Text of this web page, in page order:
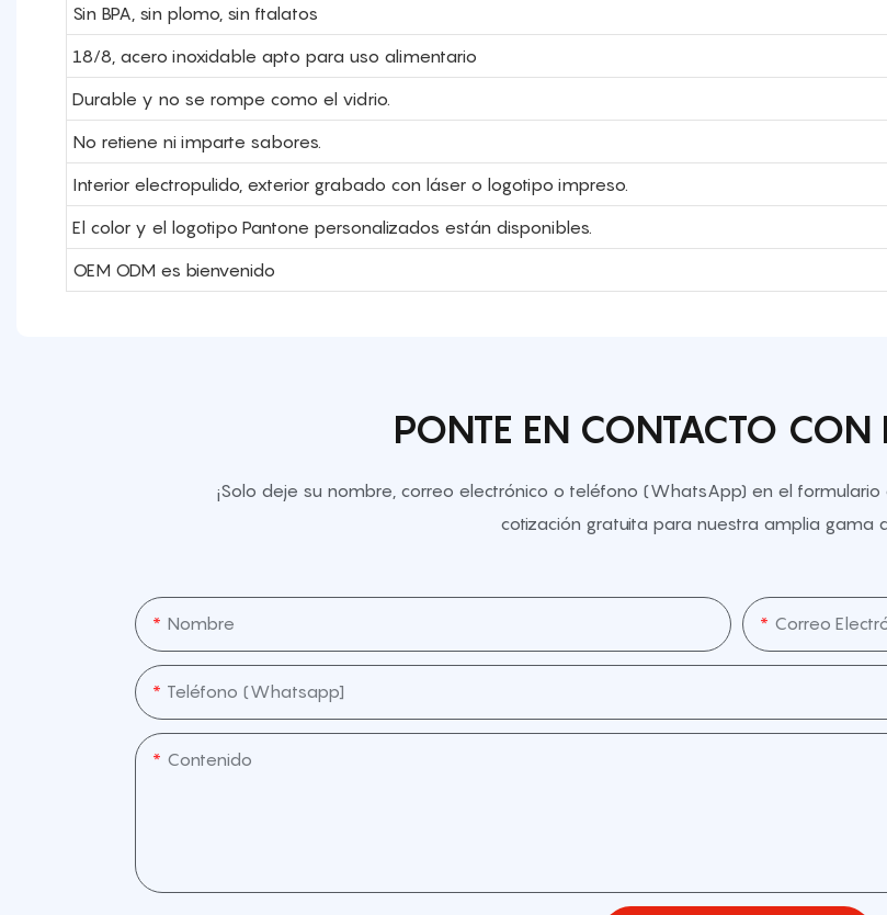
Sin BPA, sin plomo, sin ftalatos
18/8, acero inoxidable apto para uso alimentario
Durable y no se rompe como el vidrio.
No retiene ni imparte sabores.
Interior electropulido, exterior grabado con láser o logotipo impreso.
El color y el logotipo Pantone personalizados están disponibles.
OEM ODM es bienvenido
PONTE EN CONTACTO CON
¡Solo deje su nombre, correo electrónico o teléfono (WhatsApp) en el
cotización gratuita para nuestra amplia gama
Nombre Correo
Teléfono (whatsapp]
Contenido